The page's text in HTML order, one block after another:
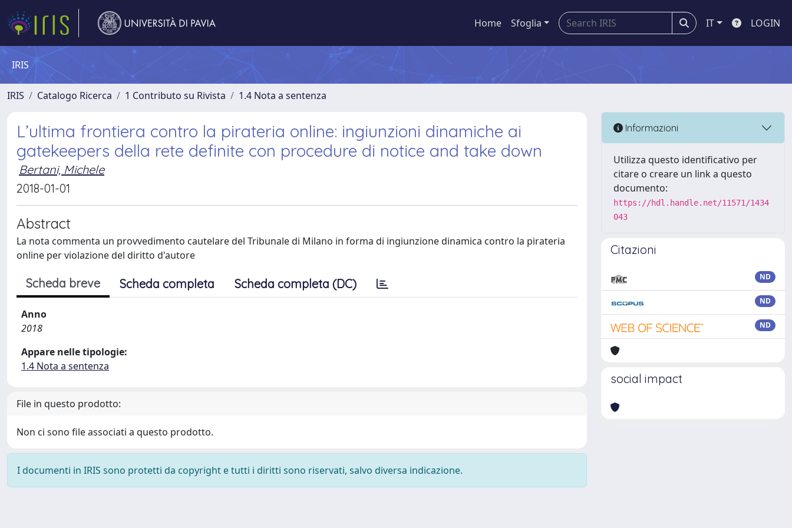
Home Sfoglia IT LOGIN
IRIS
IRIS Catalogo Ricerca 1 Contributo su Rivista 1.4 Nota a sentenza
L’ultima frontiera contro la pirateria online: ingiunzioni dinamiche ai
gatekeepers della rete definite con procedure di notice and take down
Bertani, Michele
2018-01-01
Abstract
La nota commenta un provvedimento cautelare del Tribunale di Milano in forma di ingiunzione dinamica contro la pirateria
online per violazione del diritto d'autore
Scheda breve Scheda completa Scheda completa (DC)
Anno
2018
Appare nelle tipologie:
1.4 Nota a sentenza
File in questo prodotto:
Non ci sono file associati a questo prodotto.
I documenti in IRIS sono protetti da copyright e tutti i diritti sono riservati, salvo diversa indicazione.
Informazioni
Utilizza questo identificativo per
citare o creare un link a questo
documento:
https://hdl.handle.net/11571/1434
043
Citazioni
ND
ND
ND
social impact